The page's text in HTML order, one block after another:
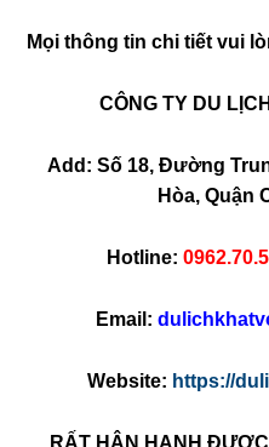
Mọi thông tin chi tiết vui
CÔNG TY DU
Add: Số 18, Đường
Hòa, Quận
Hotline:
Email:
Website: https://